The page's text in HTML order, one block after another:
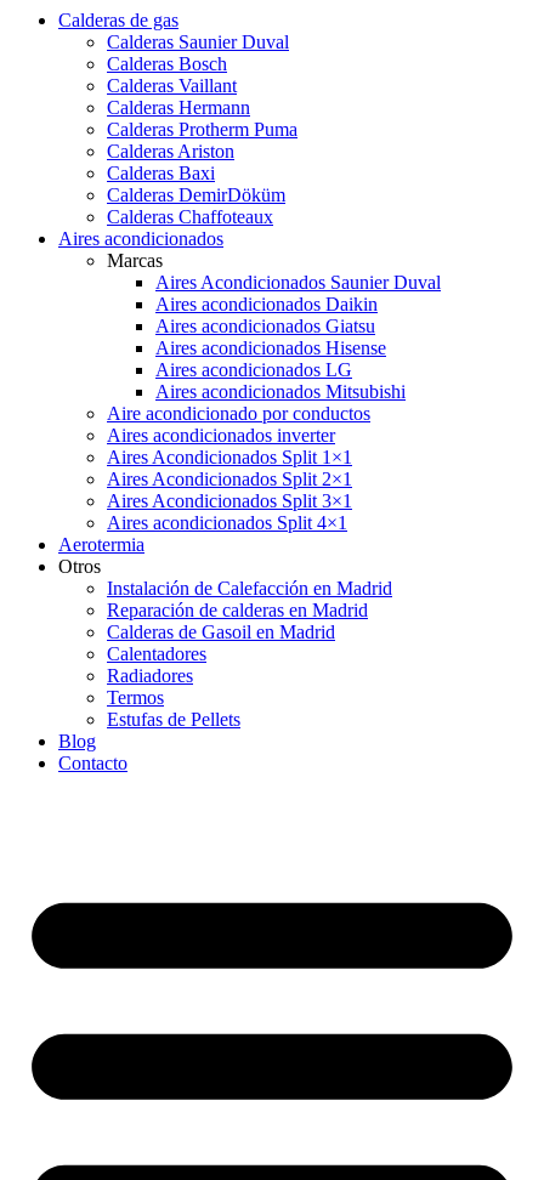
Calderas de gas
Calderas Saunier Duval
Calderas Bosch
Calderas Vaillant
Calderas Hermann
Calderas Protherm Puma
Calderas Ariston
Calderas Baxi
Calderas DemirDöküm
Calderas Chaffoteaux
Aires acondicionados
Marcas
Aires Acondicionados Saunier Duval
Aires acondicionados Daikin
Aires acondicionados Giatsu
Aires acondicionados Hisense
Aires acondicionados LG
Aires acondicionados Mitsubishi
Aire acondicionado por conductos
Aires acondicionados inverter
Aires Acondicionados Split 1×1
Aires Acondicionados Split 2×1
Aires Acondicionados Split 3×1
Aires acondicionados Split 4×1
Aerotermia
Otros
Instalación de Calefacción en Madrid
Reparación de calderas en Madrid
Calderas de Gasoil en Madrid
Calentadores
Radiadores
Termos
Estufas de Pellets
Blog
Contacto